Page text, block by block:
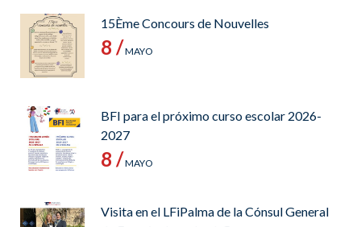
15Ème Concours de Nouvelles
8 /MAYO
BFI para el próximo curso escolar 2026-
2027
8 /MAYO
Visita en el LFiPalma de la Cónsul General